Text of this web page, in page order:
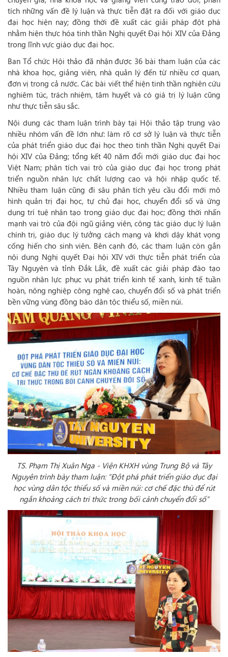
tích những vấn đề lý luận và thực tiễn đặt ra đối với giáo dục
đại học hiện nay; đồng thời đề xuất các giải pháp đột phá
nhằm hiện thực hóa tinh thần Nghị quyết Đại hội XIV của Đảng
trong lĩnh vực giáo dục đại học.
Ban Tổ chức Hội thảo đã nhận được 36 bài tham luận của các
nhà khoa học, giảng viên, nhà quản lý đến từ nhiều cơ quan,
đơn vị trong cả nước. Các bài viết thể hiện tinh thần nghiên cứu
nghiêm túc, trách nhiệm, tâm huyết và có giá trị lý luận cũng
như thực tiễn sâu sắc.
Nội dung các tham luận trình bày tại Hội thảo tập trung vào
nhiều nhóm vấn đề lớn như: làm rõ cơ sở lý luận và thực tiễn
của phát triển giáo dục đại học theo tinh thần Nghị quyết Đại
hội XIV của Đảng; tổng kết 40 năm đổi mới giáo dục đại học
Việt Nam; phân tích vai trò của giáo dục đại học trong phát
triển nguồn nhân lực chất lượng cao và hội nhập quốc tế.
Nhiều tham luận cũng đi sâu phân tích yêu cầu đổi mới mô
hình quản trị đại học, tự chủ đại học, chuyển đổi số và ứng
dụng trí tuệ nhân tạo trong giáo dục đại học; đồng thời nhấn
mạnh vai trò của đội ngũ giảng viên, công tác giáo dục lý luận
chính trị, giáo dục lý tưởng cách mạng và khơi dậy khát vọng
cống hiến cho sinh viên. Bên cạnh đó, các tham luận còn gắn
nội dung Nghị quyết Đại hội XIV với thực tiễn phát triển của
Tây Nguyên và tỉnh Đắk Lắk, đề xuất các giải pháp đào tạo
nguồn nhân lực phục vụ phát triển kinh tế xanh, kinh tế tuần
hoàn, nông nghiệp công nghệ cao, chuyển đổi số và phát triển
bền vững vùng đồng bào dân tộc thiểu số, miền núi.
TS. Phạm Thị Xuân Nga-Viện KHXH vùng Trung Bộ và Tây
Nguyên trình bày tham luận: “Đột phá phát triển giáo dục đại
học vùng dân tộc thiểu số và miền núi: cơ chế đặc thù để rút
ngắn khoảng cách tri thức trong bối cảnh chuyển đổi số”